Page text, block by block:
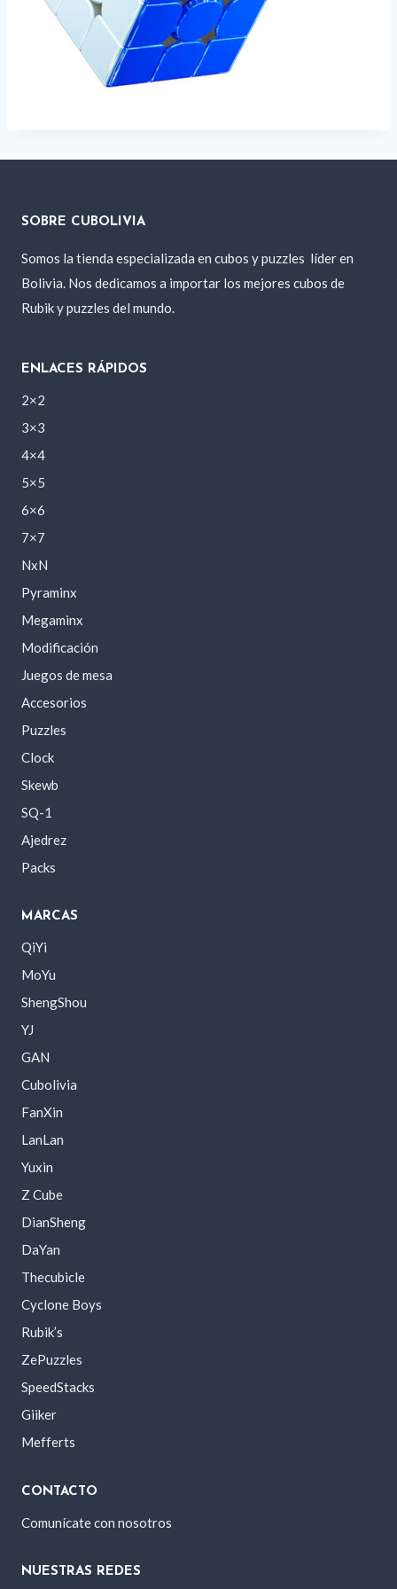
SOBRE CUBOLIVIA
Somos la tienda especializada en cubos y puzzles líder en
Bolivia. Nos dedicamos a importar los mejores cubos de
Rubik y puzzles del mundo.
ENLACES RÁPIDOS
2×2
3×3
4×4
5×5
6×6
7×7
NxN
Pyraminx
Megaminx
Modificación
Juegos de mesa
Accesorios
Puzzles
Clock
Skewb
SQ-1
Ajedrez
Packs
MARCAS
QiYi
MoYu
ShengShou
YJ
GAN
Cubolivia
FanXin
LanLan
Yuxin
Z Cube
DianSheng
DaYan
Thecubicle
Cyclone Boys
Rubik’s
ZePuzzles
SpeedStacks
Giiker
Mefferts
CONTACTO
Comunícate con nosotros
NUESTRAS REDES